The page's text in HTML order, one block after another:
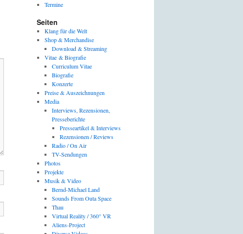
Termine
Seiten
Klang für die Welt
Shop & Merchandise
Download & Streaming
Vitae & Biografie
Curriculum Vitae
Biografie
Konzerte
Preise & Auszeichnungen
Media
Interviews, Rezensionen,
Presseberichte
Presseartikel & Interviews
Rezensionen / Reviews
Radio / On Air
TV-Sendungen
Photos
Projekte
Musik & Video
Bernd-Michael Land
Sounds From Outa Space
Thau
Virtual Reality / 360° VR
Aliens-Project